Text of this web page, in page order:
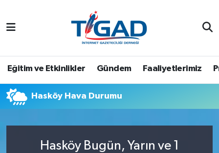
Eğitim ve Etkinlikler Gündem Faaliyetlerimiz
Hasköy Hava Durumu
Hasköy Bugün, Yarın ve 1
Nöbetçi Eczaneler